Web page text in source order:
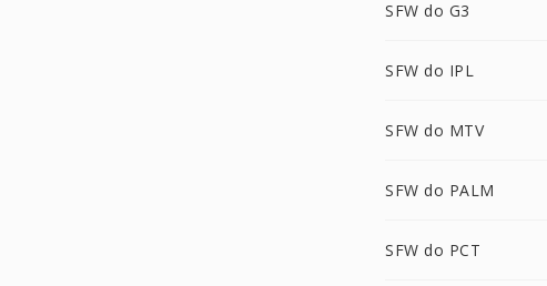
SFW do G3
SFW do IPL
SFW do MTV
SFW do PALM
SFW do PCT